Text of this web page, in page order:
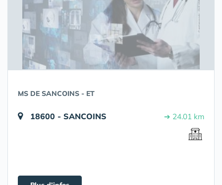
MS DE SANCOINS - ET
18600 - SANCOINS ➔ 24.01 km